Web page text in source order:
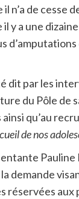
il n’a de cesse
y a une
dit par les
du Pôle de
qu’au
de nos
demande
réservées